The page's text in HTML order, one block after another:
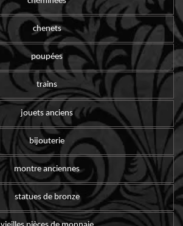
chenets
poupées
trains
jouets anciens
bijouterie
montre anciennes
statues de bronze